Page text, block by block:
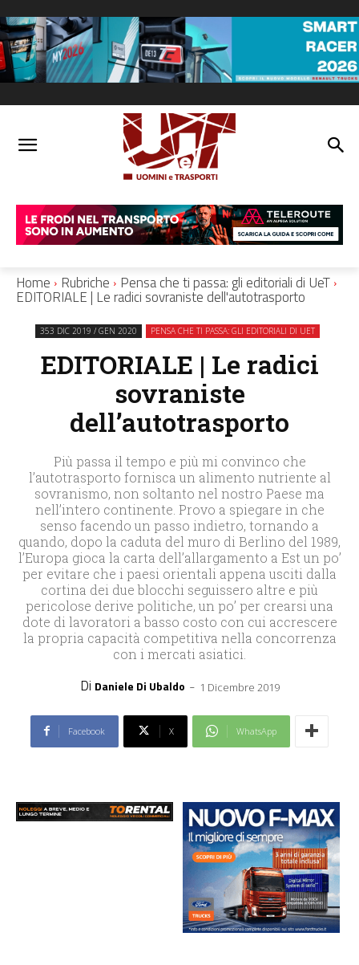
Home Rubriche Pensa che ti passa: gli editoriali di UeT
EDITORIALE | Le radici sovraniste dell'autotrasporto
353 DIC 2019 / GEN 2020 PENSA CHE TI PASSA: GLI EDITORIALI DI UET
EDITORIALE | Le radici
sovraniste
dell’autotrasporto
Più passa il tempo e più mi convinco che
l’autotrasporto fornisca un alimento nutriente al
sovranismo, non soltanto nel nostro Paese ma
nell’intero continente. Provo a spiegare in che
senso facendo un passo indietro, tornando a
quando, dopo la caduta del muro di Berlino del 1989,
l’Europa gioca la carta dell’allargamento a Est un po’
per evitare che i paesi orientali appena usciti dalla
cortina dei due blocchi seguissero altre e più
pericolose derive politiche, un po’ per crearsi una
dote di lavoratori a basso costo con cui accrescere
la propria capacità competitiva nella concorrenza
con i mercati asiatici.
Di Daniele Di Ubaldo - 1 Dicembre 2019
Facebook X WhatsApp